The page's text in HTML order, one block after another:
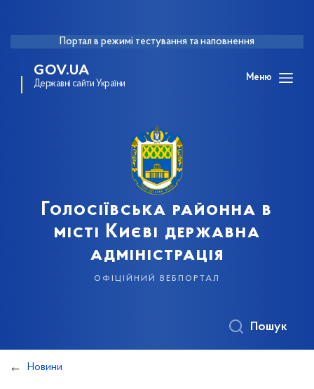
Портал в режимі тестування та наповнення
GOV.UA
Державні сайти України
Меню
Голосіївська районна в
місті Києві державна
адміністрація
офіційний вебпортал
Пошук
Новини